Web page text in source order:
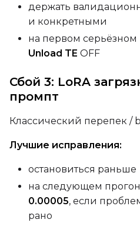
держать
и конкретными
на первом серьёзном
Unload TE OFF
Сбой 3: LoRA
промпт
Классический перепек /
Лучшие исправления:
остановиться раньше
на следующем
0.00005, если
рано